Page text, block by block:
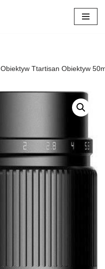
Obiektyw Ttartisan Obiektyw